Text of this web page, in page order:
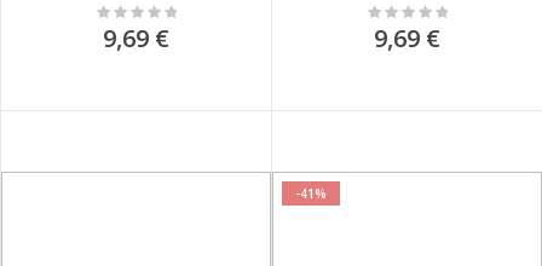
Rating:
0%
9,69 €
Rating:
0%
9,69 €
-41%